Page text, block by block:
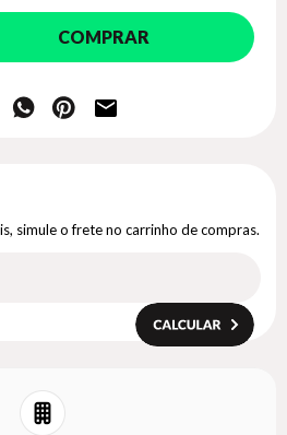
COMPRAR
simule o frete no carrinho de compras.